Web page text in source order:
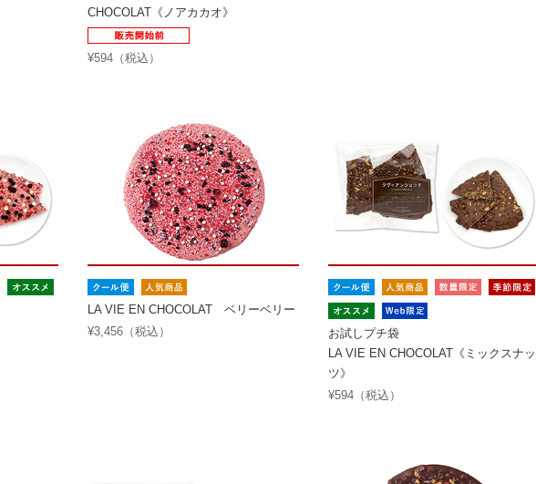
CHOCOLAT《ノアカカオ》
¥594（税込）
LA VIE EN CHOCOLAT ベリーベリー
¥3,456（税込）
お試しプチ袋
LA VIE EN CHOCOLAT《ミックスナッ
ツ》
¥594（税込）